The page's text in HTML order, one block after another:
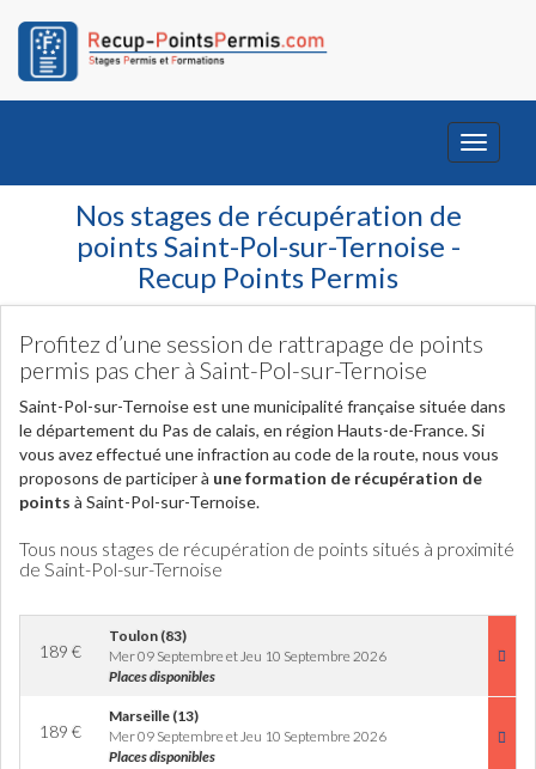
Toggle
Nos stages de récupération de
points Saint-Pol-sur-Ternoise -
Recup Points Permis
Profitez d’une session de rattrapage de points
permis pas cher à Saint-Pol-sur-Ternoise
Saint-Pol-sur-Ternoise est une municipalité française située dans
le département du Pas de calais, en région Hauts-de-France. Si
vous avez effectué une infraction au code de la route, nous vous
proposons de participer à une formation de récupération de
points à Saint-Pol-sur-Ternoise.
Tous nous stages de récupération de points situés à proximité
de Saint-Pol-sur-Ternoise
189 €
Toulon (83)
Mer 09 Septembre et Jeu 10 Septembre 2026
Places disponibles
189 €
Marseille (13)
Mer 09 Septembre et Jeu 10 Septembre 2026
Places disponibles